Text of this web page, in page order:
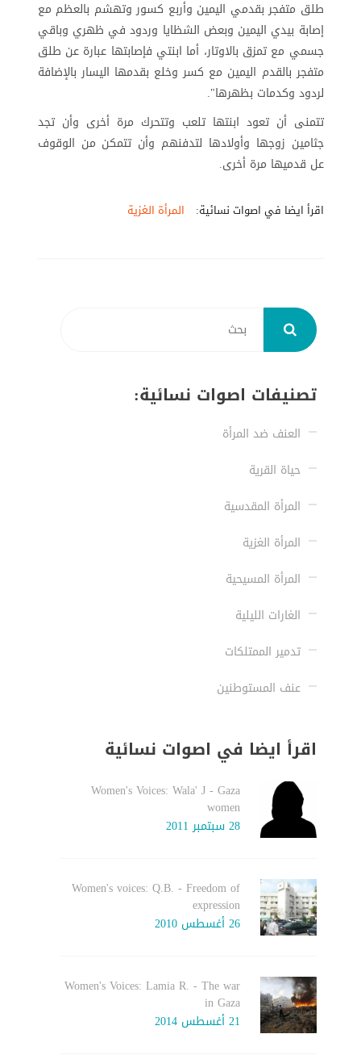
طلق متفجر بقدمي اليمين وأربع كسور وتهشم بالعظم مع
إصابة بيدي اليمين وبعض الشظايا وردود في ظهري وباقي
جسمي مع تمزق بالاوتار، أما ابنتي فإصابتها عبارة عن طلق
متفجر بالقدم اليمين مع كسر وخلع بقدمها اليسار بالإضافة
لردود وكدمات بظهرها".
تتمنى أن تعود ابنتها تلعب وتتحرك مرة أخرى وأن تجد
جثامين زوجها وأولادها لتدفنهم وأن تتمكن من الوقوف
عل قدميها مرة أخرى.
اقرأ ايضا في اصوات نسائية: المرأة الغزية
تصنيفات اصوات نسائية:
العنف ضد المرأة
حياة القرية
المرأة المقدسية
المرأة الغزية
المرأة المسيحية
الغارات الليلية
تدمير الممتلكات
عنف المستوطنين
اقرأ ايضا في اصوات نسائية
Women's Voices: Wala' J - Gaza
women
28 سبتمبر 2011
Women's voices: Q.B. - Freedom of
expression
26 أغسطس 2010
Women's Voices: Lamia R. - The war
in Gaza
21 أغسطس 2014